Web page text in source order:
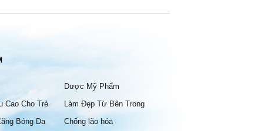
Dược Mỹ Phẩm
Cao Cho Trẻ
Làm Đẹp Từ Bên Trong
Bóng Da
Chống lão hóa